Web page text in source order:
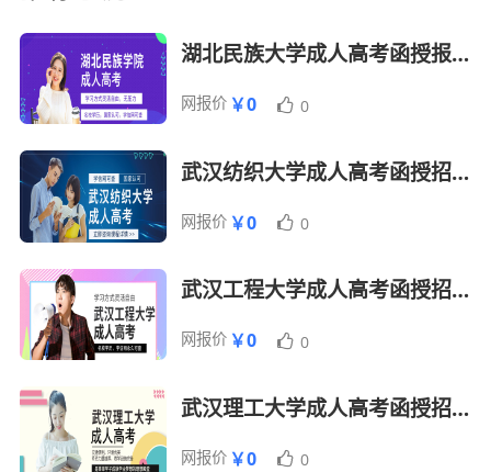
注：每科150分，总分450分。每年录取分数线基
本在120-140分左右，年满25周岁、少数民族、山
湖北民族大学成人高考函授报名招生简章
网报价 ￥0 0
武汉纺织大学成人高考函授招生简章
网报价 ￥0 0
武汉工程大学成人高考函授招生报名简章
网报价 ￥0 0
武汉理工大学成人高考函授招生报名简章
网报价 ￥0 0